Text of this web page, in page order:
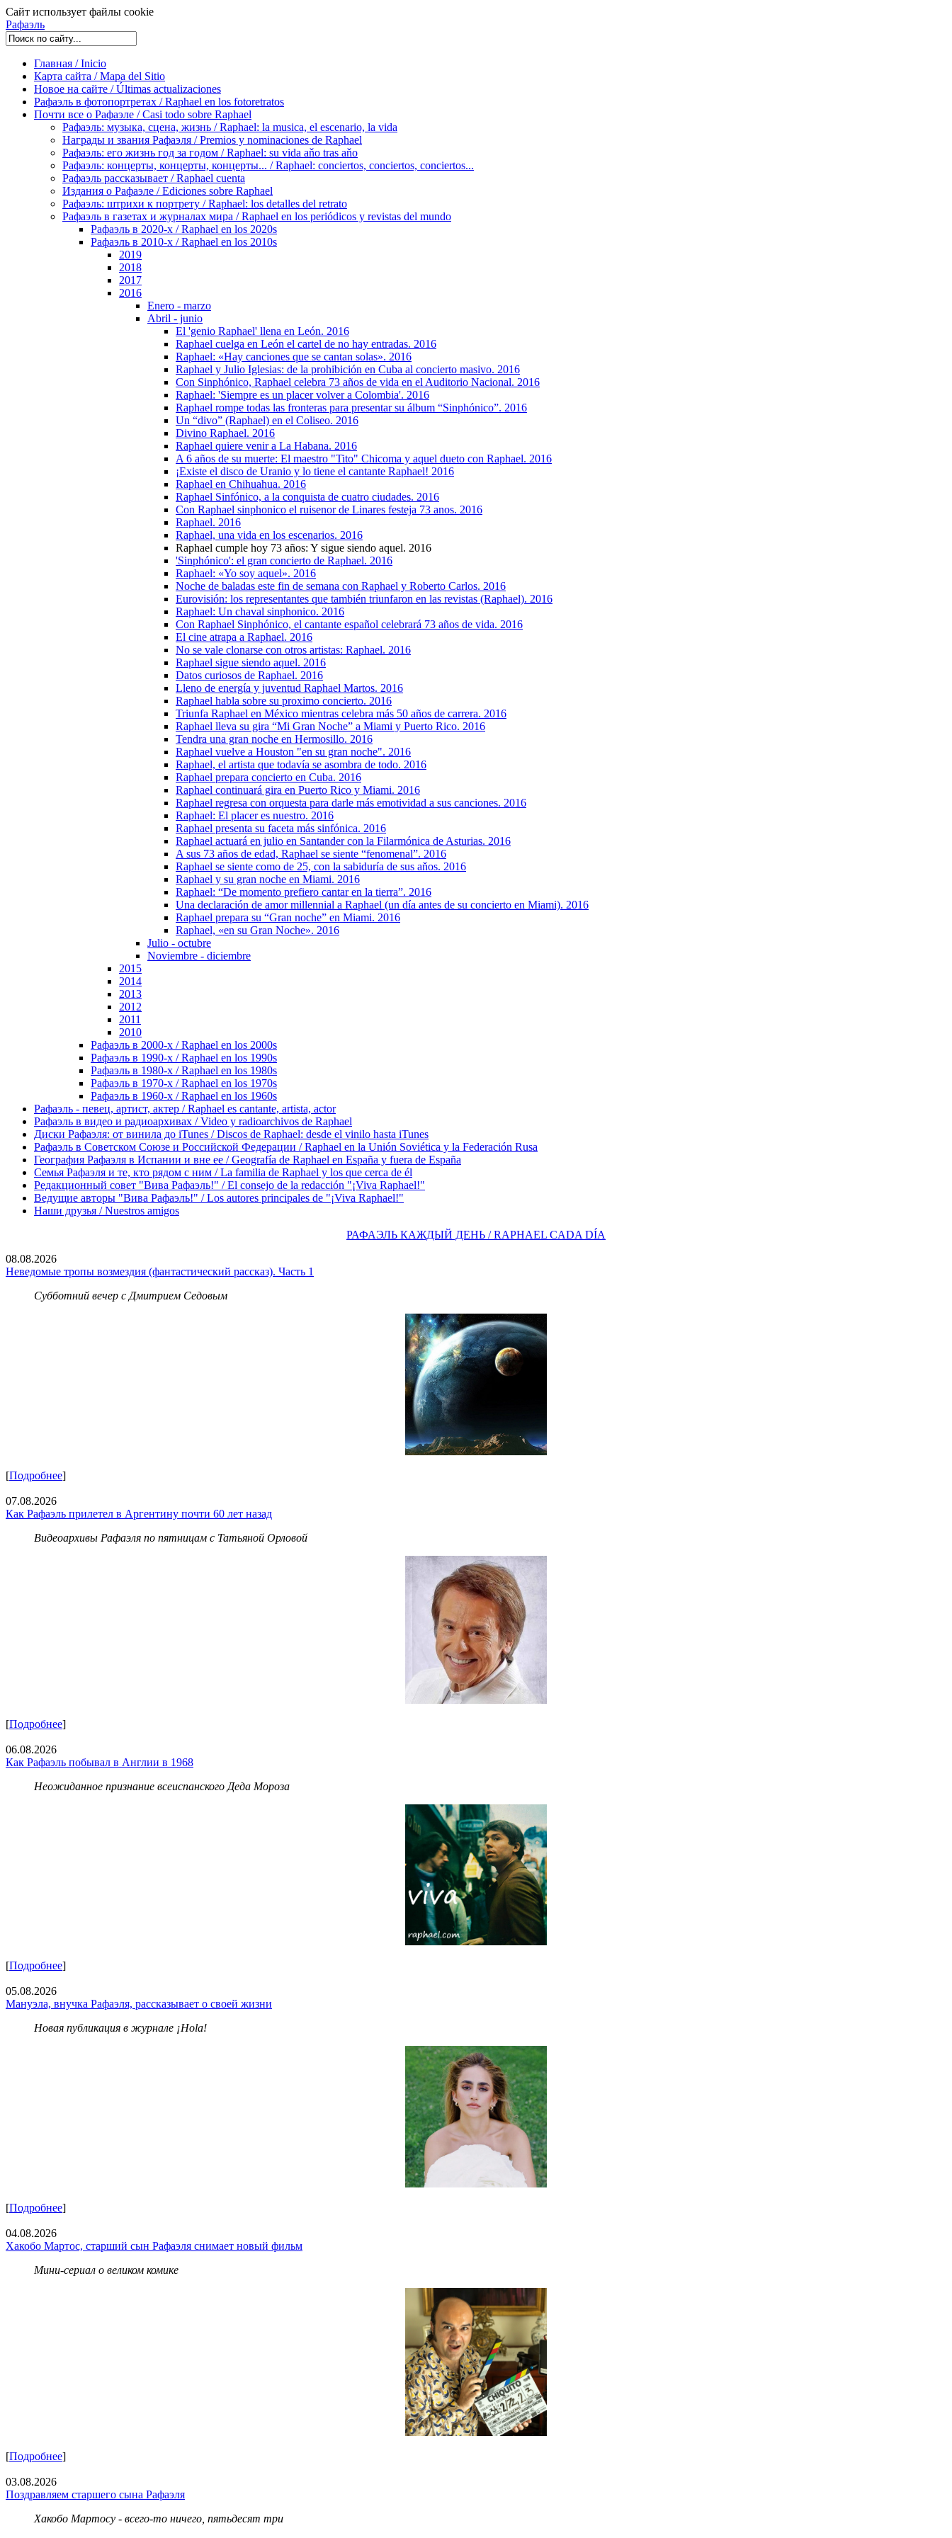
Сайт использует файлы cookie
Рафаэль
Главная / Inicio
Карта сайта / Mapa del Sitio
Новое на сайте / Últimas actualizaciones
Рафаэль в фотопортретах / Raphael en los fotoretratos
Почти все о Рафаэле / Casi todo sobre Raphael
Рафаэль: музыка, сцена, жизнь / Raphael: la musica, el escenario, la vida
Награды и звания Рафаэля / Premios y nominaciones de Raphael
Рафаэль: его жизнь год за годом / Raphael: su vida aňo tras aňo
Рафаэль: концерты, концерты, концерты... / Raphael: conciertos, сonciertos, сonciertos...
Рафаэль рассказывает / Raphael cuenta
Издания о Рафаэле / Ediciones sobre Raphael
Рафаэль: штрихи к портрету / Raphael: los detalles del retrato
Рафаэль в газетах и журналах мира / Raphael en los periódicos y revistas del mundo
Рафаэль в 2020-х / Raphael en los 2020s
Рафаэль в 2010-х / Raphael en los 2010s
2019
2018
2017
2016
Enero - marzo
Abril - junio
El 'genio Raphael' llena en León. 2016
Raphael cuelga en León el cartel de no hay entradas. 2016
Raphael: «Hay canciones que se cantan solas». 2016
Raphael y Julio Iglesias: de la prohibición en Cuba al concierto masivo. 2016
Con Sinphónico, Raphael celebra 73 años de vida en el Auditorio Nacional. 2016
Raphael: 'Siempre es un placer volver a Colombia'. 2016
Raphael rompe todas las fronteras para presentar su álbum “Sinphónico”. 2016
Un “divo” (Raphael) en el Coliseo. 2016
Divino Raphael. 2016
Raphael quiere venir a La Habana. 2016
A 6 años de su muerte: El maestro "Tito" Chicoma y aquel dueto con Raphael. 2016
¡Existe el disco de Uranio y lo tiene el cantante Raphael! 2016
Raphael en Chihuahua. 2016
Raphael Sinfónico, a la conquista de cuatro ciudades. 2016
Con Raphael sinphonico el ruisenor de Linares festeja 73 anos. 2016
Raphael. 2016
Raphael, una vida en los escenarios. 2016
Raphael cumple hoy 73 años: Y sigue siendo aquel. 2016
'Sinphónico': el gran concierto de Raphael. 2016
Raphael: «Yo soy aquel». 2016
Noche de baladas este fin de semana con Raphael y Roberto Carlos. 2016
Eurovisión: los representantes que también triunfaron en las revistas (Raphael). 2016
Raphael: Un chaval sinphonico. 2016
Con Raphael Sinphónico, el cantante español celebrará 73 años de vida. 2016
El cine atrapa a Raphael. 2016
No se vale clonarse con otros artistas: Raphael. 2016
Raphael sigue siendo aquel. 2016
Datos curiosos de Raphael. 2016
Lleno de energía y juventud Raphael Martos. 2016
Raphael habla sobre su proximo concierto. 2016
Triunfa Raphael en México mientras celebra más 50 años de carrera. 2016
Raphael lleva su gira “Mi Gran Noche” a Miami y Puerto Rico. 2016
Tendra una gran noche en Hermosillo. 2016
Raphael vuelve a Houston "en su gran noche". 2016
Raphael, el artista que todavía se asombra de todo. 2016
Raphael prepara concierto en Cuba. 2016
Raphael continuará gira en Puerto Rico y Miami. 2016
Raphael regresa con orquesta para darle más emotividad a sus canciones. 2016
Raphael: El placer es nuestro. 2016
Raphael presenta su faceta más sinfónica. 2016
Raphael actuará en julio en Santander con la Filarmónica de Asturias. 2016
A sus 73 años de edad, Raphael se siente “fenomenal”. 2016
Raphael se siente como de 25, con la sabiduría de sus aňos. 2016
Raphael y su gran noche en Miami. 2016
Raphael: “De momento prefiero cantar en la tierra”. 2016
Una declaración de amor millennial a Raphael (un día antes de su concierto en Miami). 2016
Raphael prepara su “Gran noche” en Miami. 2016
Raphael, «en su Gran Noche». 2016
Julio - octubre
Noviembre - diciembre
2015
2014
2013
2012
2011
2010
Рафаэль в 2000-х / Raphael en los 2000s
Рафаэль в 1990-х / Raphael en los 1990s
Рафаэль в 1980-х / Raphael en los 1980s
Рафаэль в 1970-х / Raphael en los 1970s
Рафаэль в 1960-х / Raphael en los 1960s
Рафаэль - певец, артист, актер / Raphael es cantante, artista, actor
Рафаэль в видео и радиоархивах / Video y radioarchivos de Raphael
Диски Рафаэля: от винила до iTunes / Discos de Raphael: desde el vinilo hasta iTunes
Рафаэль в Советском Союзе и Российской Федерации / Raphael en la Unión Soviética y la Federación Rusa
География Рафаэля в Испании и вне ее / Geografía de Raphael en España y fuera de España
Семья Рафаэля и те, кто рядом с ним / La familia de Raphael y los que cerca de él
Редакционный совет "Вива Рафаэль!" / El consejo de la redacción "¡Viva Raphael!"
Ведущие авторы "Вива Рафаэль!" / Los autores principales de "¡Viva Raphael!"
Наши друзья / Nuestros amigos
РАФАЭЛЬ КАЖДЫЙ ДЕНЬ / RAPHAEL CADA DÍA
08.08.2026
Неведомые тропы возмездия (фантастический рассказ). Часть 1
Субботний вечер с Дмитрием Седовым
[Подробнее]
07.08.2026
Как Рафаэль прилетел в Аргентину почти 60 лет назад
Видеоархивы Рафаэля по пятницам с Татьяной Орловой
[Подробнее]
06.08.2026
Как Рафаэль побывал в Англии в 1968
Неожиданное признание всеиспанского Деда Мороза
[Подробнее]
05.08.2026
Мануэла, внучка Рафаэля, рассказывает о своей жизни
Новая публикация в журнале ¡Hola!
[Подробнее]
04.08.2026
Хакобо Мартос, старший сын Рафаэля снимает новый фильм
Мини-сериал о великом комике
[Подробнее]
03.08.2026
Поздравляем старшего сына Рафаэля
Хакобо Мартосу - всего-то ничего, пятьдесят три